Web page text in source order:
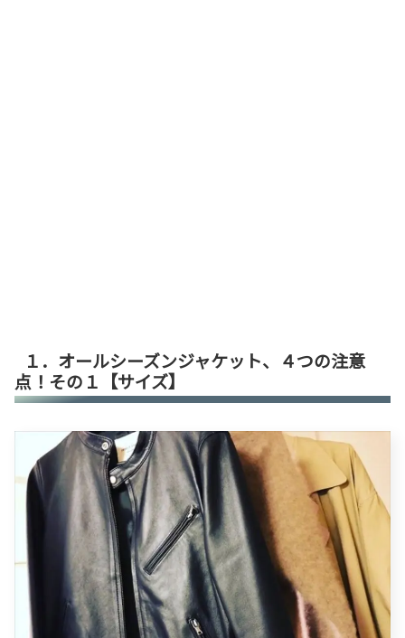
１．オールシーズンジャケット、４つの注意
点！その１【サイズ】